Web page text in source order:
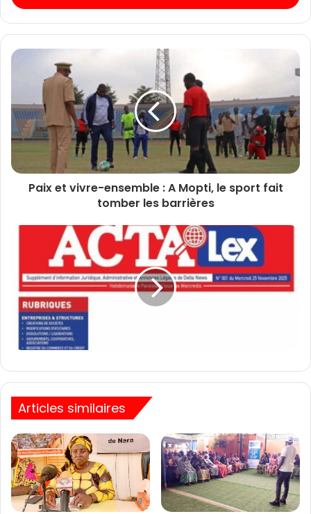
Paix et vivre-ensemble : A Mopti, le sport fait
tomber les barrières
Articles similaires